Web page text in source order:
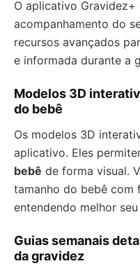
O aplicativo Gravidez+
acompanhamento do
recursos avançados
e informada durante a
Modelos 3D
do bebê
Os modelos 3D
aplicativo. Eles
bebê de forma visual.
tamanho do bebê com
entendendo melhor
Guias semanais
da gravidez